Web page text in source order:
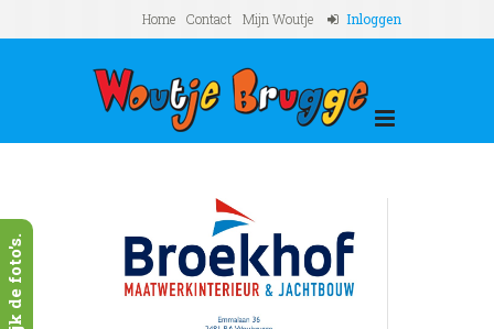
Home Contact Mijn Woutje Inloggen